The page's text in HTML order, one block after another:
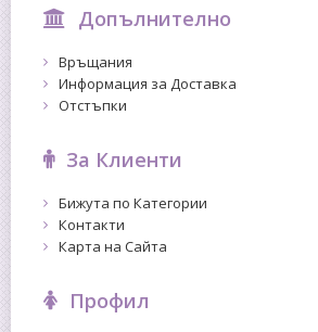
Допълнително
Връщания
Информация за Доставка
Отстъпки
За Клиенти
Бижута по Категории
Контакти
Карта на Сайта
Профил